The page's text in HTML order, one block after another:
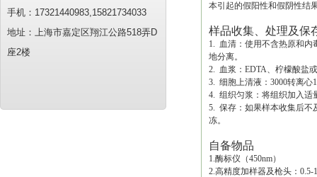
手机：17321440983,15821734033
地址：上海市嘉定区翔江公路518弄D
座2楼
本引起的假阳性和假阴性结
样品收集、处理及保
1. 血清：使用不含热原和内
地分离。
2. 血浆：EDTA、柠檬酸盐
3. 细胞上清液：3000转离心
4. 组织匀浆：将组织加入适
5. 保存：如果样本收集后不
冻。
自备物品
1.酶标仪（450nm）
2.高精度加样器及枪头：0.5-